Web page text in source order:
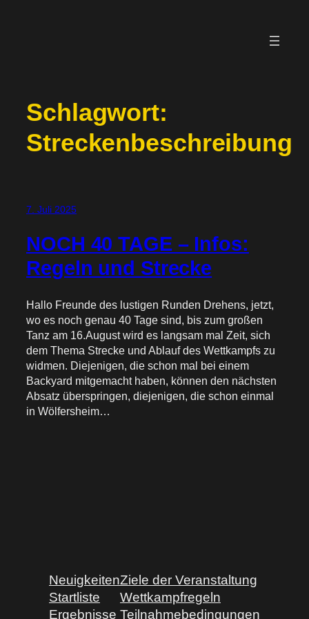
Schlagwort:
Streckenbeschreibung
7. Juli 2025
NOCH 40 TAGE – Infos:
Regeln und Strecke
Hallo Freunde des lustigen Runden Drehens, jetzt,
wo es noch genau 40 Tage sind, bis zum großen
Tanz am 16.August wird es langsam mal Zeit, sich
dem Thema Strecke und Ablauf des Wettkampfs zu
widmen. Diejenigen, die schon mal bei einem
Backyard mitgemacht haben, können den nächsten
Absatz überspringen, diejenigen, die schon einmal
in Wölfersheim…
Neuigkeiten
Startliste
Ergebnisse
Ziele der Veranstaltung
Wettkampfregeln
Teilnahmebedingungen